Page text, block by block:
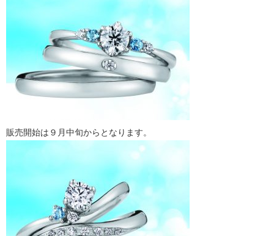
販売開始は９月中旬からとなります。